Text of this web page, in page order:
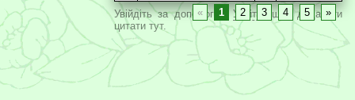
« 1 2 3 4 5 »
Увійдіть за допомогоюУвійти, щоб додавати
цитати тут.